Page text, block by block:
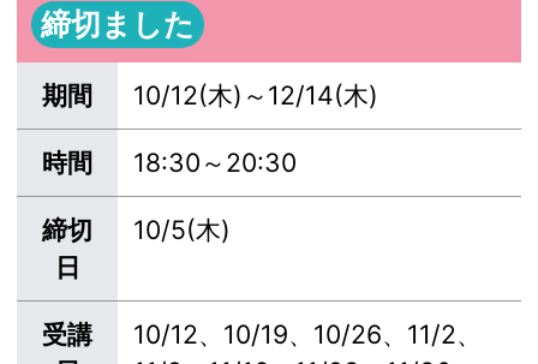
締切ました
期間 10/12(木)～12/14(木)
時間 18:30～20:30
締切
日
10/5(木)
受講
10/12、10/19、10/26、11/2、